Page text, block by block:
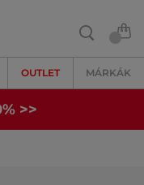
OUTLET MÁRKÁK
>>